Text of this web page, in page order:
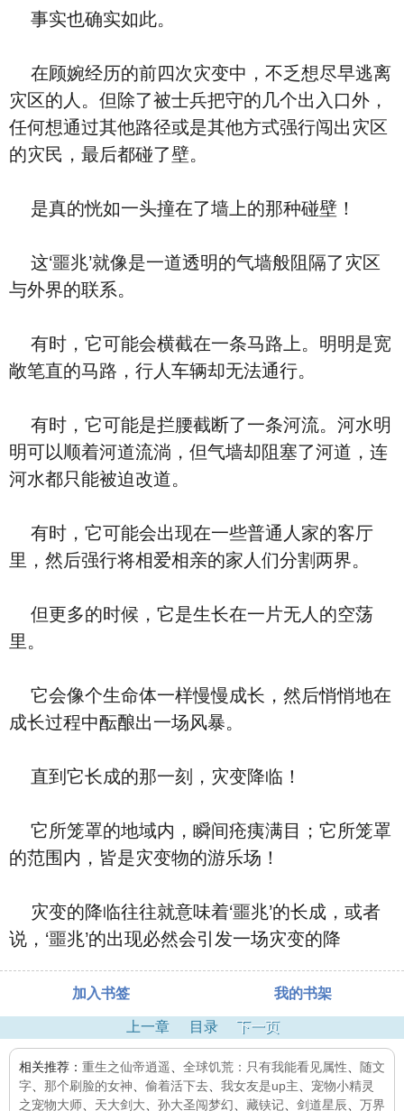
事实也确实如此。
在顾婉经历的前四次灾变中，不乏想尽早逃离
灾区的人。但除了被士兵把守的几个出入口外，
任何想通过其他路径或是其他方式强行闯出灾区
的灾民，最后都碰了壁。
是真的恍如一头撞在了墙上的那种碰壁！
这‘噩兆’就像是一道透明的气墙般阻隔了灾区
与外界的联系。
有时，它可能会横截在一条马路上。明明是宽
敞笔直的马路，行人车辆却无法通行。
有时，它可能是拦腰截断了一条河流。河水明
明可以顺着河道流淌，但气墙却阻塞了河道，连
河水都只能被迫改道。
有时，它可能会出现在一些普通人家的客厅
里，然后强行将相爱相亲的家人们分割两界。
但更多的时候，它是生长在一片无人的空荡
里。
它会像个生命体一样慢慢成长，然后悄悄地在
成长过程中酝酿出一场风暴。
直到它长成的那一刻，灾变降临！
它所笼罩的地域内，瞬间疮痍满目；它所笼罩
的范围内，皆是灾变物的游乐场！
灾变的降临往往就意味着‘噩兆’的长成，或者
说，‘噩兆’的出现必然会引发一场灾变的降
加入书签 我的书架
上一章 目录 下一页
相关推荐： 重生之仙帝逍遥 全球饥荒：只有我能看见属性
随文
字
那个刷脸的女神 偷着活下去 我女友是up主
宠物小精灵
之宠物大师
天大剑大 孙大圣闯梦幻 藏铗记 剑道星辰 万界